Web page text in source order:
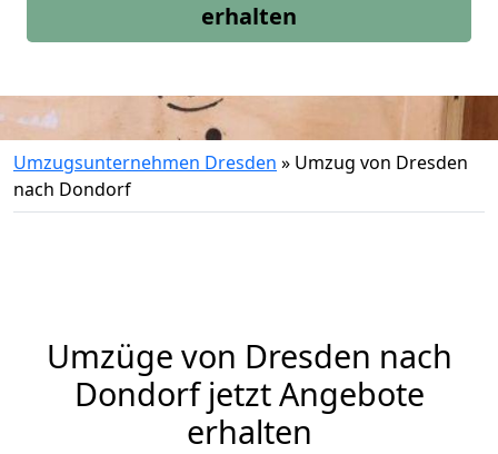
erhalten
Umzugsunternehmen Dresden » Umzug von Dresden
nach Dondorf
Umzüge von Dresden nach
Dondorf jetzt Angebote
erhalten